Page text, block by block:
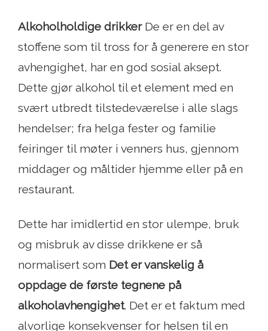
Alkoholholdige drikkerDe er en del av
stoffene som til tross for å generere en stor
avhengighet, har en god sosial aksept.
Dette gjør alkohol til et element med en
svært utbredt tilstedeværelse i alle slags
hendelser; fra helga fester og familie
feiringer til møter i venners hus, gjennom
middager og måltider hjemme eller på en
restaurant.
Dette har imidlertid en stor ulempe, bruk
og misbruk av disse drikkene er så
normalisert som Det er vanskelig å
oppdage de første tegnene på
alkoholavhengighet. Det er et faktum med
alvorlige konsekvenser for helsen til en